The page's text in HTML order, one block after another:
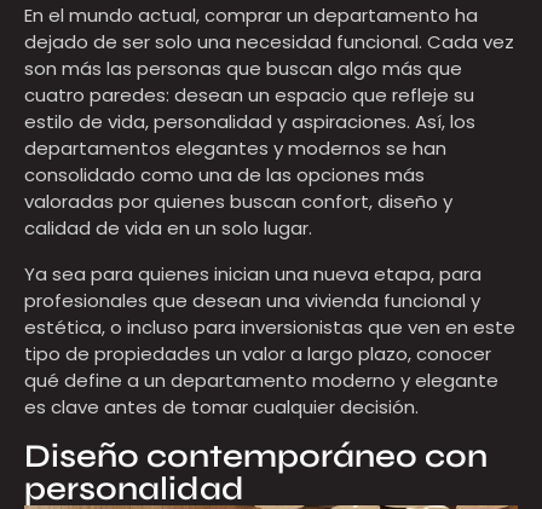
En el mundo actual, comprar un departamento ha
dejado de ser solo una necesidad funcional. Cada vez
son más las personas que buscan algo más que
cuatro paredes: desean un espacio que refleje su
estilo de vida, personalidad y aspiraciones. Así, los
departamentos elegantes y modernos se han
consolidado como una de las opciones más
valoradas por quienes buscan confort, diseño y
calidad de vida en un solo lugar.
Ya sea para quienes inician una nueva etapa, para
profesionales que desean una vivienda funcional y
estética, o incluso para inversionistas que ven en este
tipo de propiedades un valor a largo plazo, conocer
qué define a un departamento moderno y elegante
es clave antes de tomar cualquier decisión.
Diseño contemporáneo con
personalidad